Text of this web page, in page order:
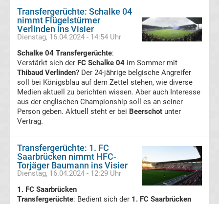
vom
Transfermarkt
Trainerentlassungen
Bundesliga
Porträts
Fußballklubs
Transferticker
Meldungen
Transfermarkt
Transfergerüchte: Schalke 04
nimmt Flügelstürmer
Verlinden ins Visier
Dienstag, 16.04.2024 - 14:54 Uhr
Schalke 04 Transfergerüchte:
Verstärkt sich der FC Schalke 04 im Sommer mit
Thibaud Verlinden? Der 24-jährige belgische Angreifer
soll bei Königsblau auf dem Zettel stehen, wie diverse
Medien aktuell zu berichten wissen. Aber auch Interesse
aus der englischen Championship soll es an seiner
Person geben. Aktuell steht er bei Beerschot unter
Vertrag.
Transfergerüchte: 1. FC
Saarbrücken nimmt HFC-
Torjäger Baumann ins Visier
Dienstag, 16.04.2024 - 12:29 Uhr
1. FC Saarbrücken
Transfergerüchte: Bedient sich der 1. FC Saarbrücken